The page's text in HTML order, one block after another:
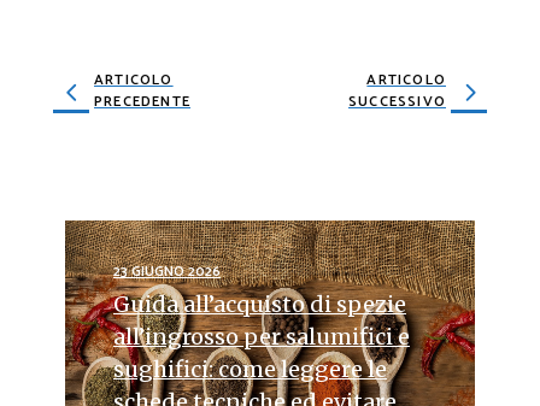
ARTICOLO
PRECEDENTE
ARTICOLO
SUCCESSIVO
23 GIUGNO 2026
Guida all’acquisto di spezie
all’ingrosso per salumifici e
sughifici: come leggere le